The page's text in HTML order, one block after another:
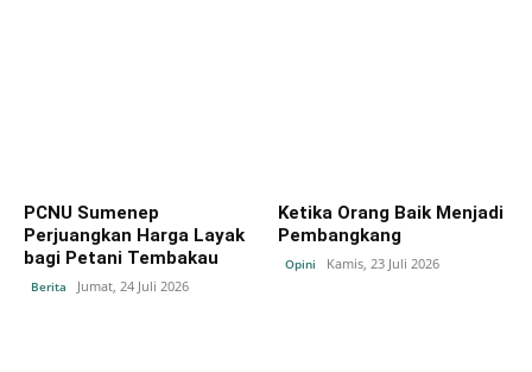
PCNU Sumenep
Perjuangkan Harga Layak
bagi Petani Tembakau
Berita Jumat, 24 Juli 2026
Ketika Orang Baik Menjadi
Pembangkang
Opini Kamis, 23 Juli 2026